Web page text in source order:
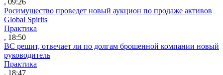
Росимущество проведет новый аукцион по продаже активов
Global Spirits
Практика
, 18:50
ВС решит, отвечает ли по долгам брошенной компании новый
руководитель
Практика
, 18:47